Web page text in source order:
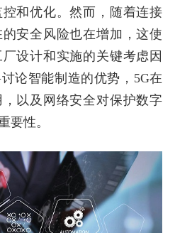
和优化。然而，随着连接
安全风险也在增加，这使
设计和实施的关键考虑因
论智能制造的优势，5G在
以及网络安全对保护数字
要性。